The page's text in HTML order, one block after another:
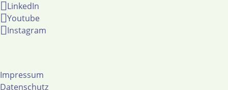
LinkedIn
Youtube
Instagram
Impressum
Datenschutz